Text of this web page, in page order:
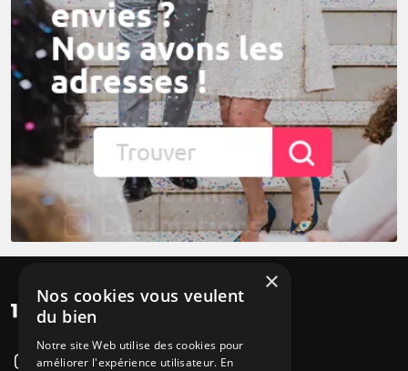
×
Nos cookies vous veulent
du bien
Notre site Web utilise des cookies pour
améliorer l'expérience utilisateur. En